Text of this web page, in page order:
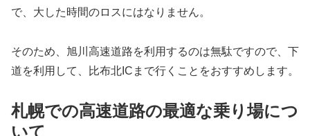
で、大した時間のロスにはなりません。
そのため、旭川高速道路を利用するのは無駄ですので、下
道を利用して、比布北ICまで行くことをおすすめします。
札幌での高速道路の最適な乗り場につ
いて